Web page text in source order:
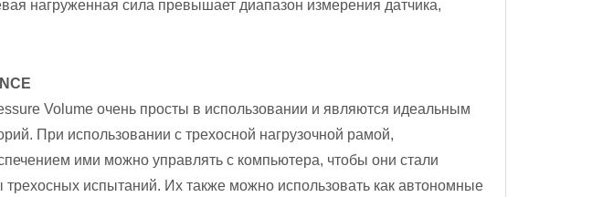
нагруженная сила превышает диапазон измерения датчика,
Volume очень просты в использовании и являются идеальным
При использовании с трехосной нагрузочной рамой,
ими можно управлять с компьютера, чтобы они стали
испытаний. Их также можно использовать как автономные